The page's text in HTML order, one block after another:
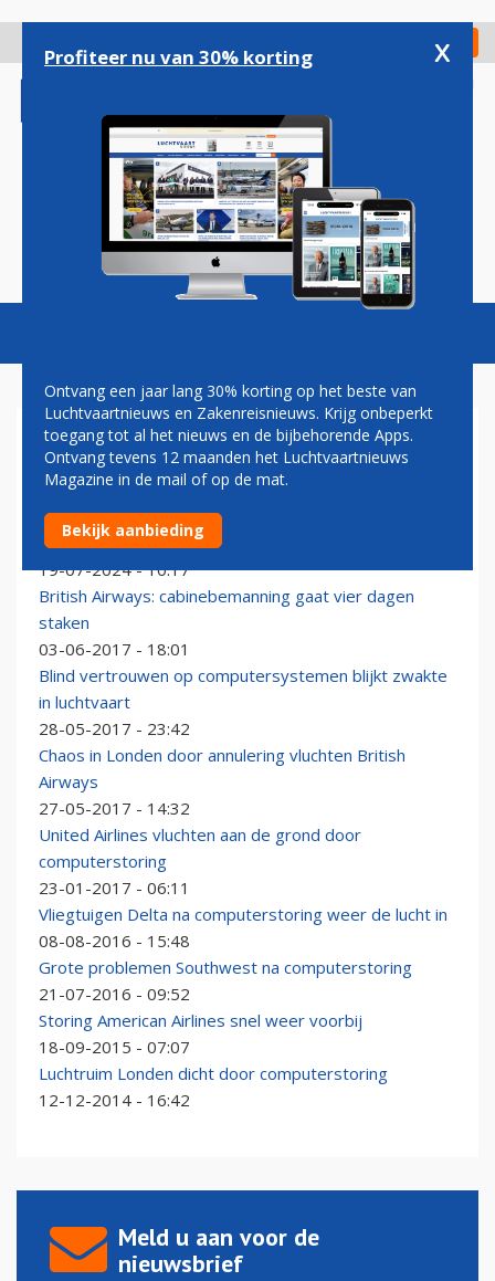
gaan
Check in
Magazine Podcasts Vacatures
COMPUTERSTORING
KLM moet operatie 'grotendeels' staken door
wereldwijde computerstoring
19-07-2024 - 10:17
British Airways: cabinebemanning gaat vier dagen
staken
03-06-2017 - 18:01
Blind vertrouwen op computersystemen blijkt zwakte
in luchtvaart
28-05-2017 - 23:42
Chaos in Londen door annulering vluchten British
Airways
27-05-2017 - 14:32
United Airlines vluchten aan de grond door
computerstoring
23-01-2017 - 06:11
Vliegtuigen Delta na computerstoring weer de lucht in
08-08-2016 - 15:48
Grote problemen Southwest na computerstoring
21-07-2016 - 09:52
Storing American Airlines snel weer voorbij
18-09-2015 - 07:07
Luchtruim Londen dicht door computerstoring
12-12-2014 - 16:42
Meld u aan voor de
nieuwsbrief
Profiteer nu van 30% korting x
Ontvang een jaar lang 30% korting op het beste van
Luchtvaartnieuws en Zakenreisnieuws. Krijg onbeperkt
toegang tot al het nieuws en de bijbehorende Apps.
Ontvang tevens 12 maanden het Luchtvaartnieuws
Magazine in de mail of op de mat.
Bekijk aanbieding